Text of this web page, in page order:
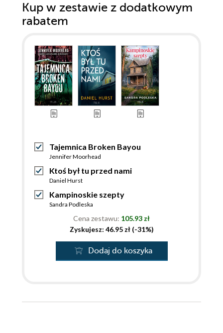
Kup w zestawie z dodatkowym
rabatem
Tajemnica Broken Bayou
Jennifer Moorhead
Ktoś był tu przed nami
Daniel Hurst
Kampinoskie szepty
Sandra Podleska
Cena zestawu: 105.93 zł
Zyskujesz: 46.95 zł (-31%)
Dodaj do koszyka